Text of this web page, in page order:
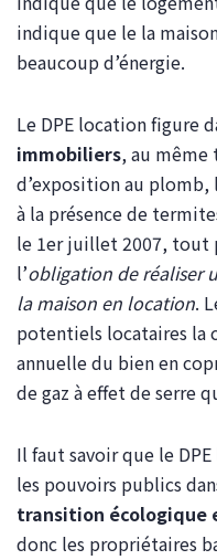
indique que le la
beaucoup d’énergie.
Le DPE location figure
immobiliers, au
d’exposition au
à la présence de
le 1er juillet 2007, tout
l’obligation de réaliser
la maison en location.
potentiels locataires la
annuelle du bien en
de gaz à effet de serre
Il faut savoir que le
les pouvoirs publics
transition écologique
donc les propriétaires